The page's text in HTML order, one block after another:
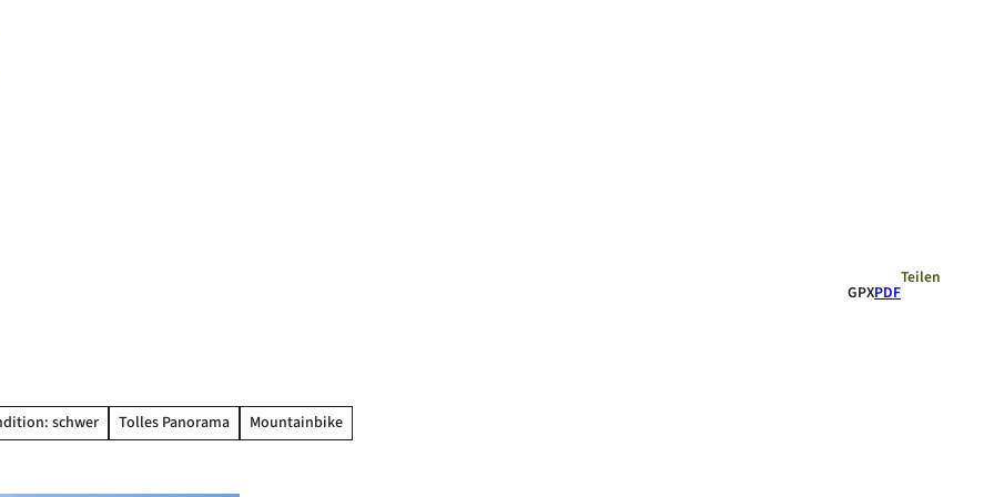
GPXPDF
Teilen
schwer Tolles Panorama Mountainbike